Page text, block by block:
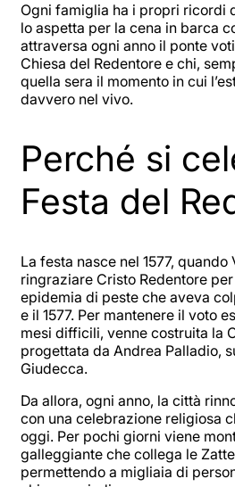
Ogni famiglia ha i propri ricordi
lo aspetta per la cena in barca
attraversa ogni anno il ponte
Chiesa del Redentore e chi,
quella sera il momento in cui
davvero nel vivo.
Perché si
Festa del
La festa nasce nel 1577, quando
ringraziare Cristo Redentore
epidemia di peste che aveva
e il 1577. Per mantenere il voto
mesi difficili, venne costruita la
progettata da Andrea Palladio,
Giudecca.
Da allora, ogni anno, la città
con una celebrazione religiosa
oggi. Per pochi giorni viene
galleggiante che collega le
permettendo a migliaia di